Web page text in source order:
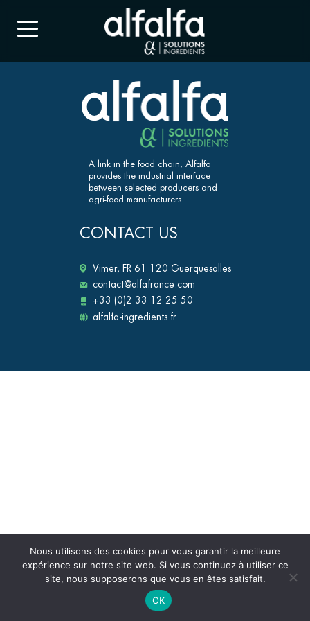
A link in the food chain, Alfalfa
provides the industrial interface
between selected producers and
agri-food manufacturers.
CONTACT US
Vimer, FR 61 120 Guerquesalles
contact@alfafrance.com
+33 (0)2 33 12 25 50
alfalfa-ingredients.fr
Nous utilisons des cookies pour vous garantir la meilleure
expérience sur notre site web. Si vous continuez à utiliser ce
site, nous supposerons que vous en êtes satisfait.
OK